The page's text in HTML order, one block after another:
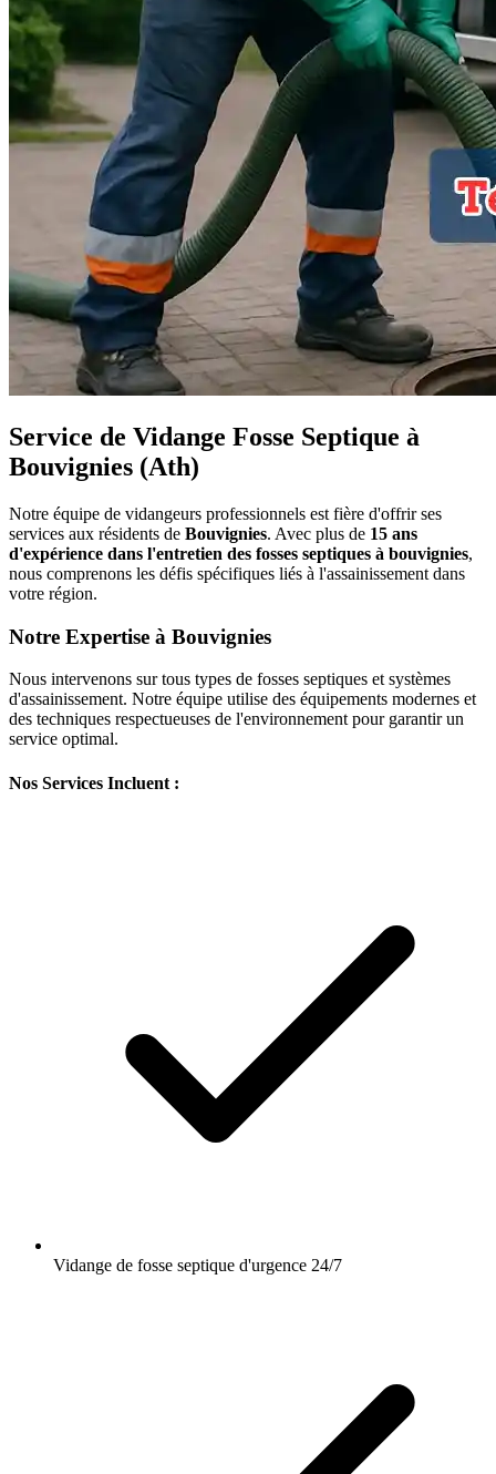
Service de Vidange Fosse Septique à
Bouvignies (Ath)
Notre équipe de vidangeurs professionnels est fière d'offrir ses
services aux résidents de Bouvignies. Avec plus de 15 ans
d'expérience dans l'entretien des fosses septiques à bouvignies,
nous comprenons les défis spécifiques liés à l'assainissement dans
votre région.
Notre Expertise à Bouvignies
Nous intervenons sur tous types de fosses septiques et systèmes
d'assainissement. Notre équipe utilise des équipements modernes et
des techniques respectueuses de l'environnement pour garantir un
service optimal.
Nos Services Incluent :
Vidange de fosse septique d'urgence 24/7